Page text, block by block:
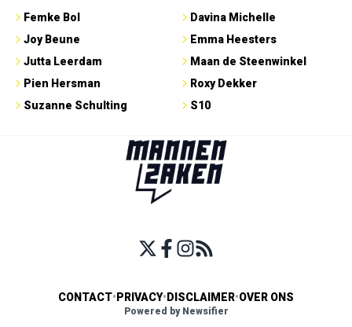
Femke Bol
Joy Beune
Jutta Leerdam
Pien Hersman
Suzanne Schulting
Davina Michelle
Emma Heesters
Maan de Steenwinkel
Roxy Dekker
S10
CONTACT• PRIVACY• DISCLAIMER•OVER ONS
Powered by Newsifier